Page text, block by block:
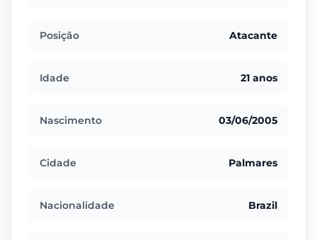
Posição Atacante
Idade 21 anos
Nascimento 03/06/2005
Cidade Palmares
Nacionalidade Brazil